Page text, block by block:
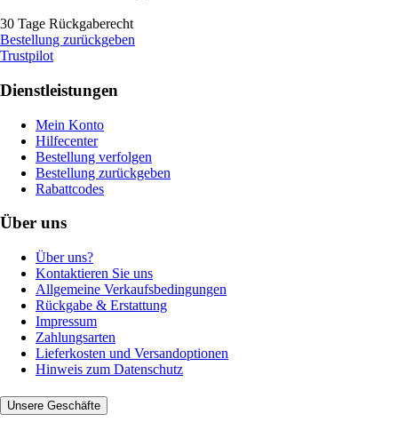
30 Tage Rückgaberecht
Bestellung zurückgeben
Trustpilot
Dienstleistungen
Mein Konto
Hilfecenter
Bestellung verfolgen
Bestellung zurückgeben
Rabattcodes
Über uns
Über uns?
Kontaktieren Sie uns
Allgemeine Verkaufsbedingungen
Rückgabe & Erstattung
Impressum
Zahlungsarten
Lieferkosten und Versandoptionen
Hinweis zum Datenschutz
Unsere Geschäfte